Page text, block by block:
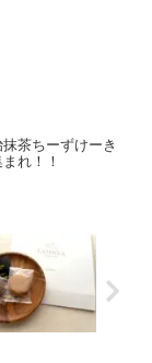
茶ちーずけーき
れ！！